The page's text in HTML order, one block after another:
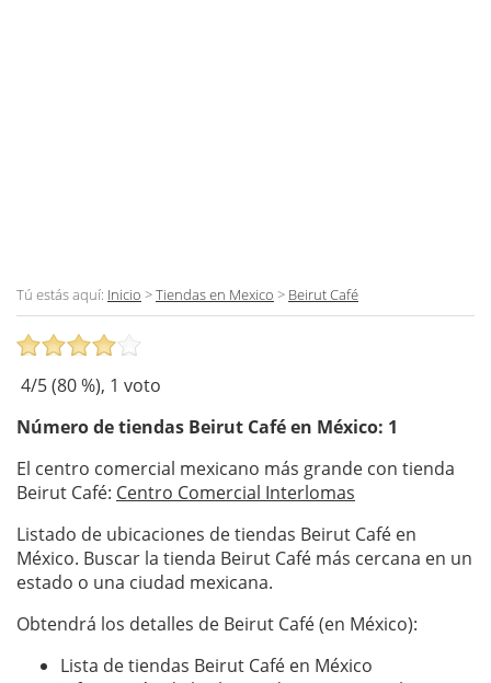
Tú estás aquí: Inicio >Tiendas en Mexico > Beirut Café
4/5 (80%), 1 voto
Número de tiendas Beirut Caféen México: 1
El centro comercial mexicano más grande con tienda
Beirut Café: Centro Comercial Interlomas
Listado de ubicaciones de tiendas Beirut Café en
México. Buscar la tienda Beirut Café más cercana en un
estado o una ciudad mexicana.
Obtendrá los detalles de Beirut Café (en México):
Lista de tiendas Beirut Café en México